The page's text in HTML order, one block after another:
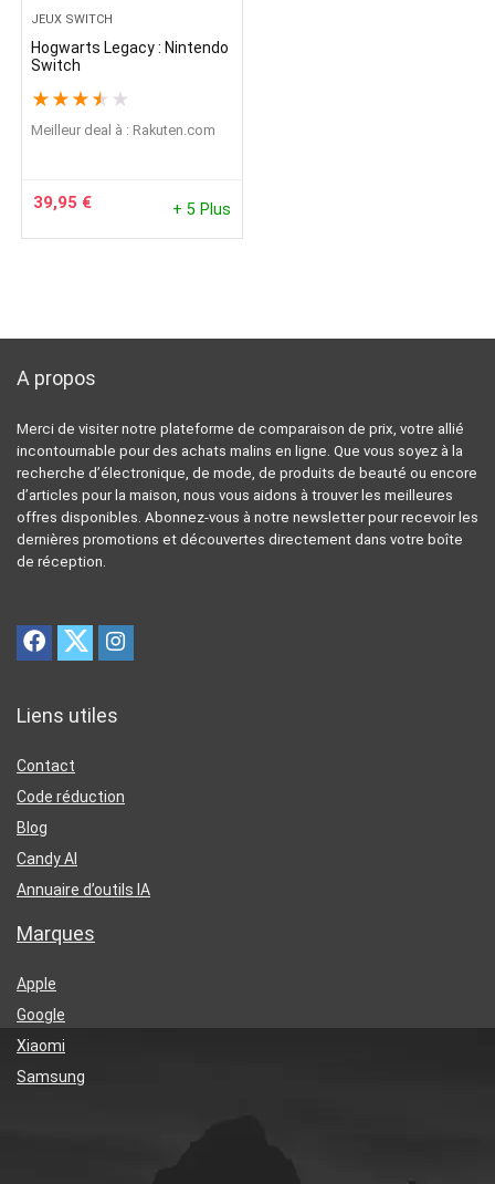
JEUX SWITCH
Hogwarts Legacy : Nintendo
Switch
★ ★ ★ ★ ★
Meilleur deal à : rakuten.com
39,95 € + 5 Plus
A propos
Merci de visiter notre plateforme de comparaison de prix, votre allié
incontournable pour des achats malins en ligne. Que vous soyez à la
recherche d’électronique, de mode, de produits de beauté ou encore
d’articles pour la maison, nous vous aidons à trouver les meilleures
offres disponibles. Abonnez-vous à notre newsletter pour recevoir les
dernières promotions et découvertes directement dans votre boîte
de réception.
Liens utiles
Contact
Code réduction
Blog
Candy AI
Annuaire d’outils IA
Marques
Apple
Google
Xiaomi
Samsung